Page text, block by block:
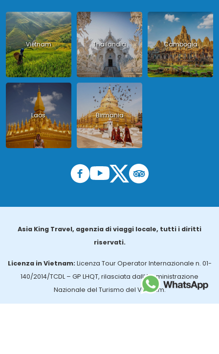
Vietnam Thailandia Cambogia
Laos Birmania
Asia King Travel, agenzia di viaggi locale, tutti i diritti
riservati.
Licenza in Vietnam: Licenza Tour Operator Internazionale n. 01-
140/2014/TCDL – GP LHQT, rilasciata dall’Amministrazione
Nazionale del Turismo del Vietnam.